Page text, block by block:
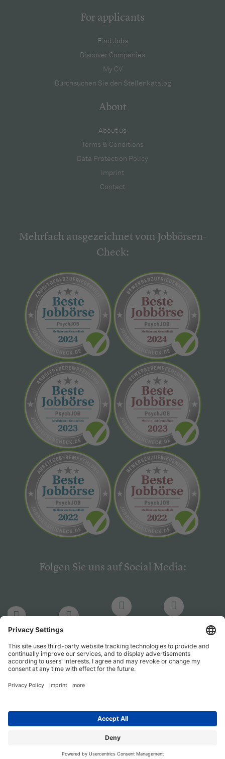
For applicants
Find Jobs
Discover Companies
My CV
Durchsuchen Sie den Stellenkatalog
About
About us
Terms & Conditions
Data Protection Policy
Imprint
Contact
Mehrfach ausgezeichnet vom Jobbörsen-
Check:
Folgen Sie uns auf Social Media:
LinkedIn
PsychJOB PsychJOB
Hogrefe
Verlag
Hogrefe
Verlag
Entwickelt durchJobiqo